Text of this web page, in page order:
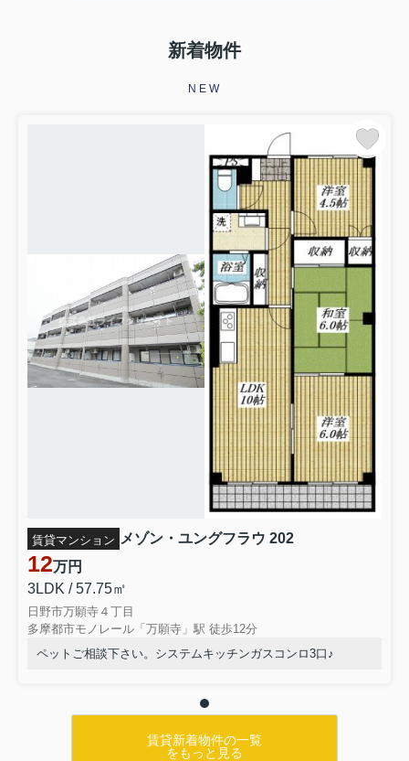
新着物件
NEW
賃貸マンション メゾン・ユングフラウ 202
12万円
3LDK / 57.75㎡
日野市万願寺４丁目
多摩都市モノレール「万願寺」駅 徒歩12分
ペットご相談下さい。システムキッチンガスコンロ3口♪
賃貸新着物件の一覧
をもっと見る